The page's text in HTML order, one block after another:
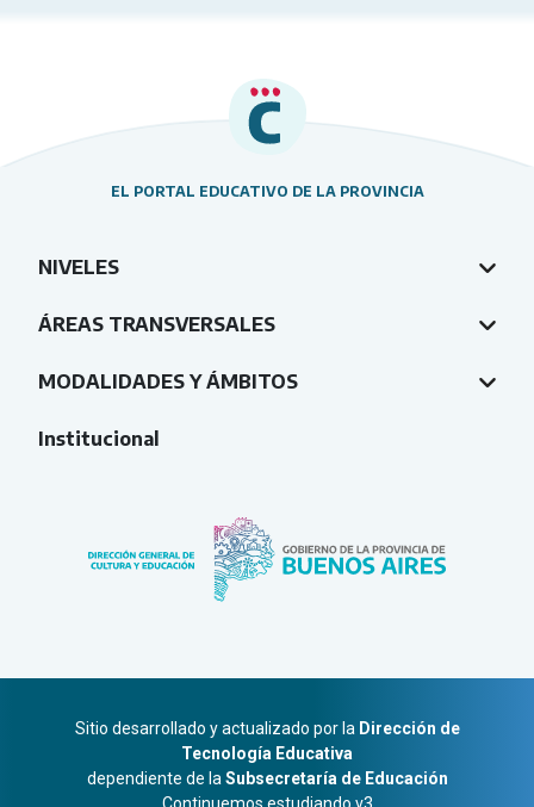
EL PORTAL EDUCATIVO DE LA PROVINCIA
NIVELES
ÁREAS TRANSVERSALES
MODALIDADES Y ÁMBITOS
Institucional
Sitio desarrollado y actualizado por la Dirección de
Tecnología Educativa
dependiente de laSubsecretaría de Educación